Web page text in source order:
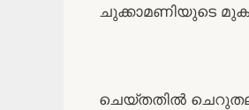
ചുക്കാമണിയുടെ
ചെയ്തതിൽ